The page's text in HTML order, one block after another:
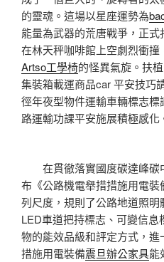
的靈魂。這場以星座運勢為
能量為武器的荒唐戰爭，正
在林天秤咖啡館上空劇烈衝
Artso工學椅的怪異氣旋。扶
集裝箱載運商品car 平安技巧
徑年夜型物件運輸車輛標志
路運輸功課平安施展積極感化
在貫徹落實國度碳達峰碳
布《公路機電舉措措施用電
列尺度，規則了公路地道照明
LED車道把持標志、可變信
物的能效品級和評定方式，
措施用電裝備震旦辦公家具能